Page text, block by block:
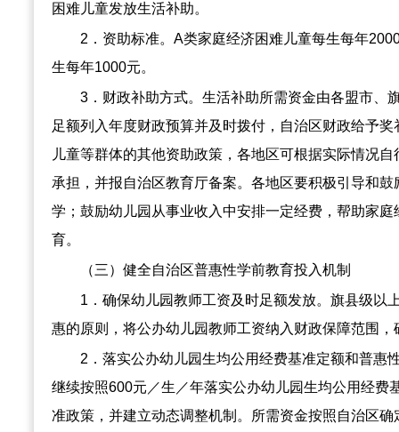
困难儿童发放生活补助。
2．资助标准。A类家庭经济困难儿童每生每年
生每年1000元。
3．财政补助方式。生活补助所需资金由各盟市、
足额列入年度财政预算并及时拨付，自治区财政给予
儿童等群体的其他资助政策，各地区可根据实际情况
承担，并报自治区教育厅备案。各地区要积极引导和
学；鼓励幼儿园从事业收入中安排一定经费，帮助家
育。
（三）健全自治区普惠性学前教育投入机制
1．确保幼儿园教师工资及时足额发放。旗县级以
惠的原则，将公办幼儿园教师工资纳入财政保障范围
2．落实公办幼儿园生均公用经费基准定额和普惠
继续按照600元／生／年落实公办幼儿园生均公用经费
准政策，并建立动态调整机制。所需资金按照自治区